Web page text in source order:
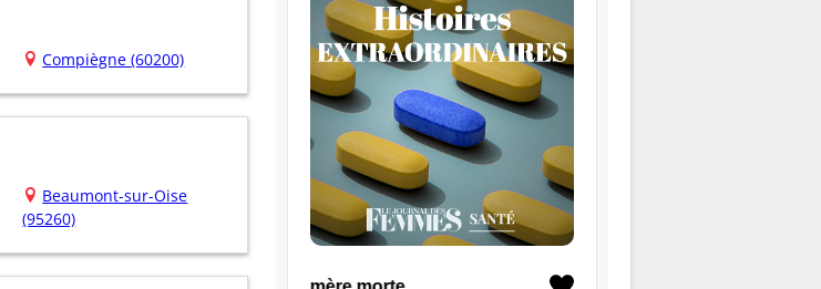
Compiègne (60200)
Beaumont-sur-Oise
(95260)